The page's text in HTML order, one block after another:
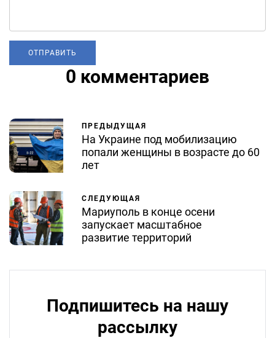
0 комментариев
ПРЕДЫДУЩАЯ
На Украине под мобилизацию
попали женщины в возрасте до 60
лет
СЛЕДУЮЩАЯ
Мариуполь в конце осени
запускает масштабное
развитие территорий
Подпишитесь на нашу
рассылку